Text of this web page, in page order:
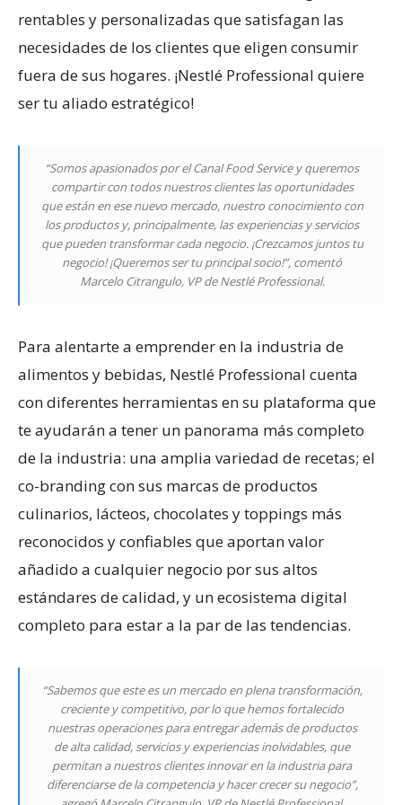
rentables y personalizadas que satisfagan las
necesidades de los clientes que eligen consumir
fuera de sus hogares. ¡Nestlé Professional quiere
ser tu aliado estratégico!
“Somos apasionados por el Canal Food Service y queremos
compartir con todos nuestros clientes las oportunidades
que están en ese nuevo mercado, nuestro conocimiento con
los productos y, principalmente, las experiencias y servicios
que pueden transformar cada negocio. ¡Crezcamos juntos tu
negocio! ¡Queremos ser tu principal socio!”, comentó
Marcelo Citrangulo, VP de Nestlé Professional.
Para alentarte a emprender en la industria de
alimentos y bebidas, Nestlé Professional cuenta
con diferentes herramientas en su plataforma que
te ayudarán a tener un panorama más completo
de la industria: una amplia variedad de recetas; el
co-branding con sus marcas de productos
culinarios, lácteos, chocolates y toppings más
reconocidos y confiables que aportan valor
añadido a cualquier negocio por sus altos
estándares de calidad, y un ecosistema digital
completo para estar a la par de las tendencias.
“Sabemos que este es un mercado en plena transformación,
creciente y competitivo, por lo que hemos fortalecido
nuestras operaciones para entregar además de productos
de alta calidad, servicios y experiencias inolvidables, que
permitan a nuestros clientes innovar en la industria para
diferenciarse de la competencia y hacer crecer su negocio”,